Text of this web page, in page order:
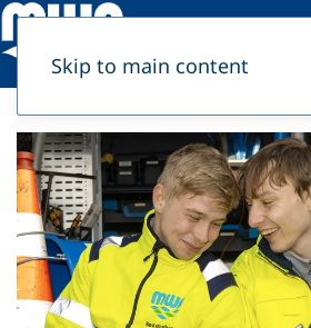
Skip to main content